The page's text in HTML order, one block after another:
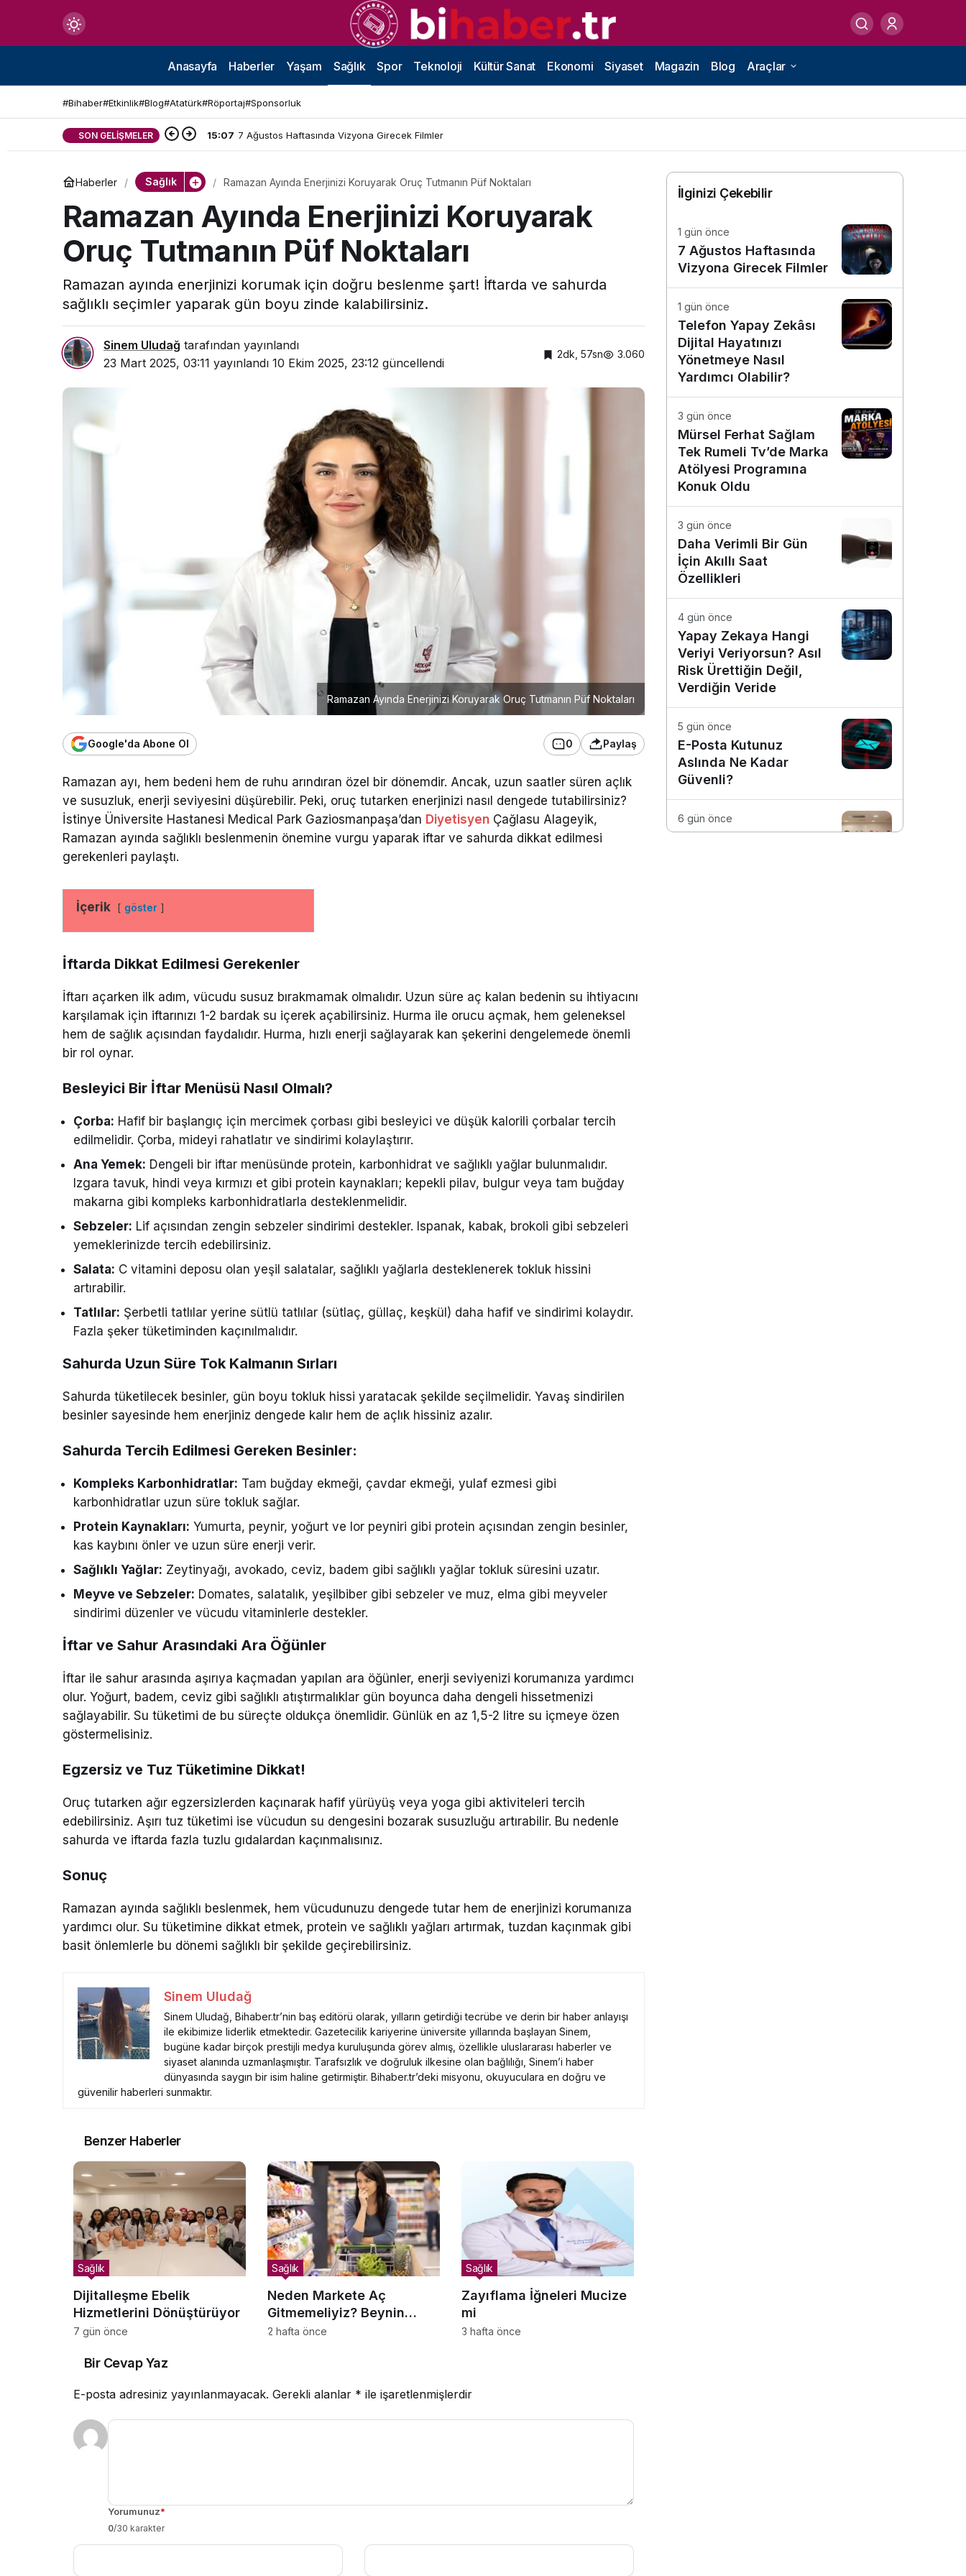
Mod
değiştir
Anasayfa Haberler Yaşam Sağlık Spor Teknoloji Kültür Sanat Ekonomi Siyaset Magazin Blog Araçlar
#Bihaber#Etkinlik#Blog#Atatürk#Röportaj#Sponsorluk
SON GELIŞMELER 15:07 7 Ağustos Haftasında Vizyona Girecek Filmler
Haberler Sağlık Ramazan Ayında Enerjinizi Koruyarak Oruç Tutmanın Püf Noktaları
Ramazan Ayında Enerjinizi Koruyarak
Oruç Tutmanın Püf Noktaları
Ramazan ayında enerjinizi korumak için doğru beslenme şart! İftarda ve sahurda
sağlıklı seçimler yaparak gün boyu zinde kalabilirsiniz.
Sinem Uludağ tarafından yayınlandı
23 Mart 2025, 03:11 yayınlandı 10 Ekim 2025, 23:12 güncellendi
2dk, 57sn 3.060
Ramazan Ayında Enerjinizi Koruyarak Oruç Tutmanın Püf Noktaları
Google'da Abone Ol 0 Paylaş
Ramazan ayı, hem bedeni hem de ruhu arındıran özel bir dönemdir. Ancak, uzun saatler süren açlık
ve susuzluk, enerji seviyesini düşürebilir. Peki, oruç tutarken enerjinizi nasıl dengede tutabilirsiniz?
İstinye Üniversite Hastanesi Medical Park Gaziosmanpaşa’dan Diyetisyen Çağlasu Alageyik,
Ramazan ayında sağlıklı beslenmenin önemine vurgu yaparak iftar ve sahurda dikkat edilmesi
gerekenleri paylaştı.
İçerik göster
İftarda Dikkat Edilmesi Gerekenler
İftarı açarken ilk adım, vücudu susuz bırakmamak olmalıdır. Uzun süre aç kalan bedenin su ihtiyacını
karşılamak için iftarınızı 1-2 bardak su içerek açabilirsiniz. Hurma ile orucu açmak, hem geleneksel
hem de sağlık açısından faydalıdır. Hurma, hızlı enerji sağlayarak kan şekerini dengelemede önemli
bir rol oynar.
Besleyici Bir İftar Menüsü Nasıl Olmalı?
Çorba: Hafif bir başlangıç için mercimek çorbası gibi besleyici ve düşük kalorili çorbalar tercih
edilmelidir. Çorba, mideyi rahatlatır ve sindirimi kolaylaştırır.
Ana Yemek: Dengeli bir iftar menüsünde protein, karbonhidrat ve sağlıklı yağlar bulunmalıdır.
Izgara tavuk, hindi veya kırmızı et gibi protein kaynakları; kepekli pilav, bulgur veya tam buğday
makarna gibi kompleks karbonhidratlarla desteklenmelidir.
Sebzeler: Lif açısından zengin sebzeler sindirimi destekler. Ispanak, kabak, brokoli gibi sebzeleri
yemeklerinizde tercih edebilirsiniz.
Salata: C vitamini deposu olan yeşil salatalar, sağlıklı yağlarla desteklenerek tokluk hissini
artırabilir.
Tatlılar: Şerbetli tatlılar yerine sütlü tatlılar (sütlaç, güllaç, keşkül) daha hafif ve sindirimi kolaydır.
Fazla şeker tüketiminden kaçınılmalıdır.
Sahurda Uzun Süre Tok Kalmanın Sırları
Sahurda tüketilecek besinler, gün boyu tokluk hissi yaratacak şekilde seçilmelidir. Yavaş sindirilen
besinler sayesinde hem enerjiniz dengede kalır hem de açlık hissiniz azalır.
Sahurda Tercih Edilmesi Gereken Besinler:
Kompleks Karbonhidratlar: Tam buğday ekmeği, çavdar ekmeği, yulaf ezmesi gibi
karbonhidratlar uzun süre tokluk sağlar.
Protein Kaynakları: Yumurta, peynir, yoğurt ve lor peyniri gibi protein açısından zengin besinler,
kas kaybını önler ve uzun süre enerji verir.
Sağlıklı Yağlar: Zeytinyağı, avokado, ceviz, badem gibi sağlıklı yağlar tokluk süresini uzatır.
Meyve ve Sebzeler: Domates, salatalık, yeşilbiber gibi sebzeler ve muz, elma gibi meyveler
sindirimi düzenler ve vücudu vitaminlerle destekler.
İftar ve Sahur Arasındaki Ara Öğünler
İftar ile sahur arasında aşırıya kaçmadan yapılan ara öğünler, enerji seviyenizi korumanıza yardımcı
olur. Yoğurt, badem, ceviz gibi sağlıklı atıştırmalıklar gün boyunca daha dengeli hissetmenizi
sağlayabilir. Su tüketimi de bu süreçte oldukça önemlidir. Günlük en az 1,5-2 litre su içmeye özen
göstermelisiniz.
Egzersiz ve Tuz Tüketimine Dikkat!
Oruç tutarken ağır egzersizlerden kaçınarak hafif yürüyüş veya yoga gibi aktiviteleri tercih
edebilirsiniz. Aşırı tuz tüketimi ise vücudun su dengesini bozarak susuzluğu artırabilir. Bu nedenle
sahurda ve iftarda fazla tuzlu gıdalardan kaçınmalısınız.
Sonuç
Ramazan ayında sağlıklı beslenmek, hem vücudunuzu dengede tutar hem de enerjinizi korumanıza
yardımcı olur. Su tüketimine dikkat etmek, protein ve sağlıklı yağları artırmak, tuzdan kaçınmak gibi
basit önlemlerle bu dönemi sağlıklı bir şekilde geçirebilirsiniz.
Sinem Uludağ
Sinem Uludağ, Bihaber.tr’nin baş editörü olarak, yılların getirdiği tecrübe ve derin bir haber anlayışı
ile ekibimize liderlik etmektedir. Gazetecilik kariyerine üniversite yıllarında başlayan Sinem,
bugüne kadar birçok prestijli medya kuruluşunda görev almış, özellikle uluslararası haberler ve
siyaset alanında uzmanlaşmıştır. Tarafsızlık ve doğruluk ilkesine olan bağlılığı, Sinem’i haber
dünyasında saygın bir isim haline getirmiştir. Bihaber.tr’deki misyonu, okuyuculara en doğru ve
güvenilir haberleri sunmaktır.
Benzer Haberler
Dijitalleşme Ebelik
Hizmetlerini Dönüştürüyor
Sağlık
7 gün önce
Neden Markete Aç
Gitmemeliyiz? Beynin
Satın Alma Psikolojisi
Sağlık
2 hafta önce
Zayıflama İğneleri Mucize
mi
Sağlık
3 hafta önce
Bir Cevap Yaz
E-posta adresiniz yayınlanmayacak. Gerekli alanlar * ile işaretlenmişlerdir
Yorumunuz*
0/30 karakter
İlginizi Çekebilir
1 gün önce
7 Ağustos Haftasında
Vizyona Girecek Filmler
1 gün önce
Telefon Yapay Zekâsı
Dijital Hayatınızı
Yönetmeye Nasıl
Yardımcı Olabilir?
3 gün önce
Mürsel Ferhat Sağlam
Tek Rumeli Tv’de Marka
Atölyesi Programına
Konuk Oldu
3 gün önce
Daha Verimli Bir Gün
İçin Akıllı Saat
Özellikleri
4 gün önce
Yapay Zekaya Hangi
Veriyi Veriyorsun? Asıl
Risk Ürettiğin Değil,
Verdiğin Veride
5 gün önce
E-Posta Kutunuz
Aslında Ne Kadar
Güvenli?
6 gün önce
Dijitalleşme Ebelik